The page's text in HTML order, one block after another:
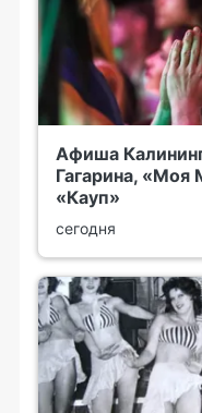
Афиша
Гагарина,
«Кауп»
сегодня